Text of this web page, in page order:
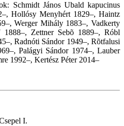
Schmidt János Ubald kapucinus
Hollósy Menyhért 1829–, Haintz
Werger Mihály 1883–, Vadkerty
1888–, Zettner Sebõ 1889–, Róbl
Radnóti Sándor 1949–, Rõtfalusi
Palágyi Sándor 1974–, Lauber
1992–, Kertész Péter 2014–
I.